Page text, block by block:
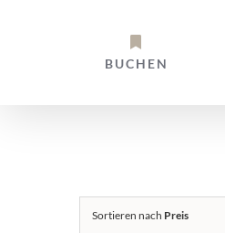
BUCHEN
Sortieren nach Preis